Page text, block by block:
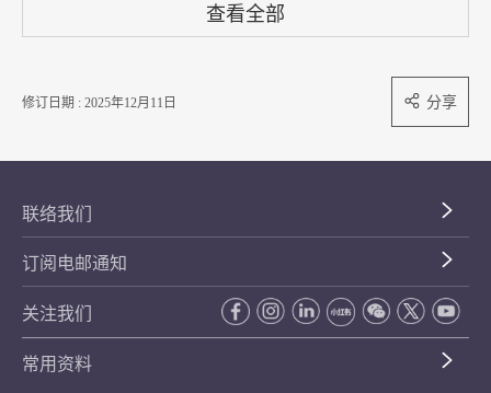
查看全部
修订日期 : 2025年12月11日 分享
联络我们
订阅电邮通知
关注我们
常用资料